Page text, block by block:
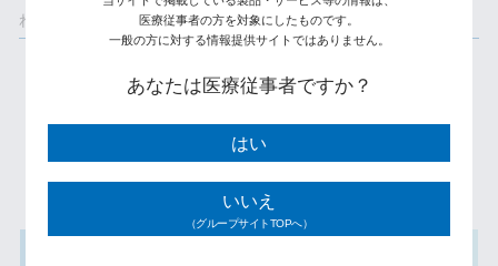
医療従事者の方を対象にしたものです。
一般の方に対する情報提供サイトではありません。
あなたは医療従事者ですか？
はい
いいえ
（グループサイトTOPへ）
れるクリニックづくり
3